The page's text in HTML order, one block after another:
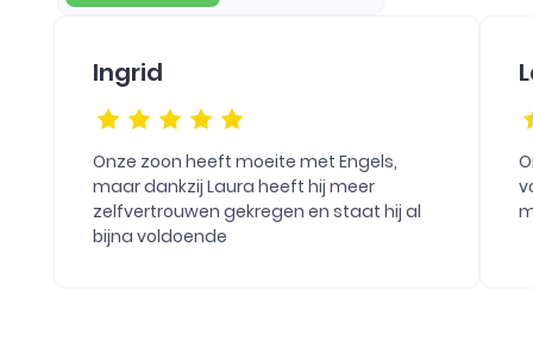
Ingrid
Onze zoon heeft moeite met Engels,
maar dankzij Laura heeft hij meer
zelfvertrouwen gekregen en staat hij al
bijna voldoende